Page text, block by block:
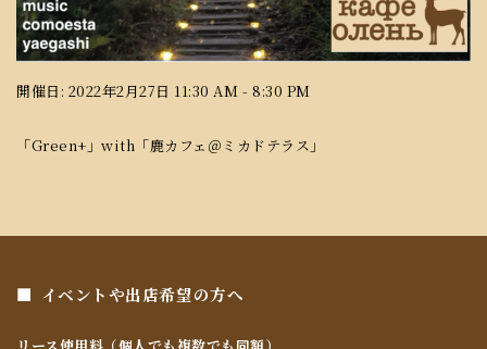
開催日: 2022年2月27日 11:30 AM - 8:30 PM
「Green+」with「鹿カフェ＠ミカドテラス」
イベントや出店希望の方へ